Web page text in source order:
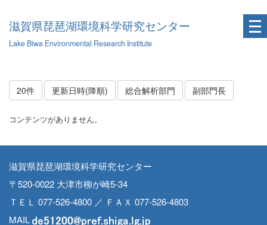
滋賀県琵琶湖環境科学研究センター
Lake Biwa Environmental Research Institute
20件 更新日時(降順) 総合解析部門 副部門長
コンテンツがありません。
滋賀県琵琶湖環境科学研究センター
〒520-0022 大津市柳が崎5-34
ＴＥＬ 077-526-4800 ／ ＦＡＸ 077-526-4803
MAIL